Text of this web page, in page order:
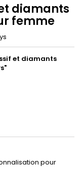
diamants
femme
et diamants
pour